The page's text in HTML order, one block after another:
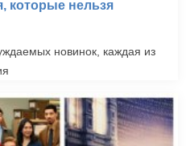
которые нельзя
новинок, каждая из